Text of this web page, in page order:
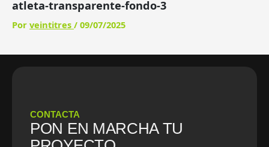
atleta-transparente-fondo-3
Por veintitres / 09/07/2025
CONTACTA
PON EN MARCHA TU